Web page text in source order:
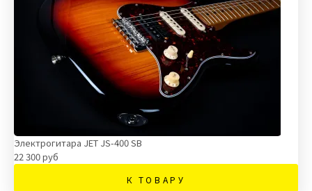
Электрогитара JET JS-400 SB
22 300 руб
К ТОВАРУ